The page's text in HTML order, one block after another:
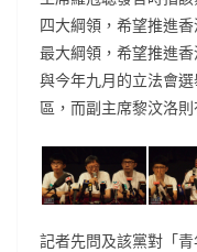
四大綱領，希望推進
最大綱領，希望推進
與今年九月的立法會
區，而副主席黎汶洛則
記者先問及該黨對「